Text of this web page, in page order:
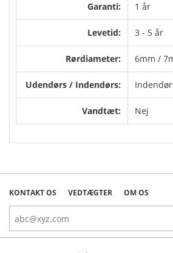
Garanti: 1 år
Levetid: 3 - 5 år
Rørdiameter: 6mm /
Udendørs / Indendørs:
Vandtæt: Nej
KONTAKT OS VEDTÆGTER OM OS